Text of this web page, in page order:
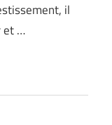
il
et …